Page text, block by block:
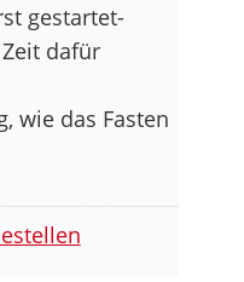
gestartet-
dafür
wie das Fasten